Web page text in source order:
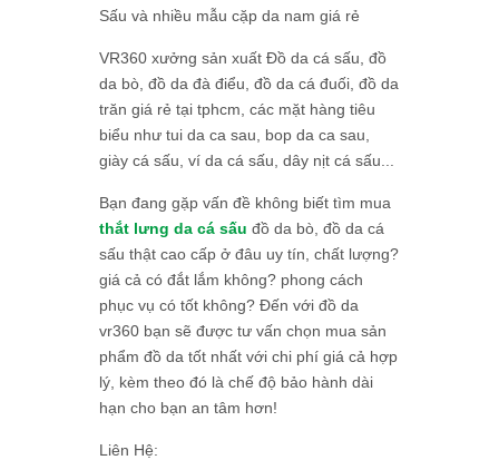
Sấu và nhiều mẫu cặp da nam giá rẻ
VR360 xưởng sản xuất Đồ da cá sấu, đồ
da bò, đồ da đà điểu, đồ da cá đuối, đồ da
trăn giá rẻ tại tphcm, các mặt hàng tiêu
biểu như tui da ca sau, bop da ca sau,
giày cá sấu, ví da cá sấu, dây nịt cá sấu...
Bạn đang gặp vấn đề không biết tìm mua
thắt lưng da cá sấu đồ da bò, đồ da cá
sấu thật cao cấp ở đâu uy tín, chất lượng?
giá cả có đắt lắm không? phong cách
phục vụ có tốt không? Đến với đồ da
vr360 bạn sẽ được tư vấn chọn mua sản
phẩm đồ da tốt nhất với chi phí giá cả hợp
lý, kèm theo đó là chế độ bảo hành dài
hạn cho bạn an tâm hơn!
Liên Hệ: